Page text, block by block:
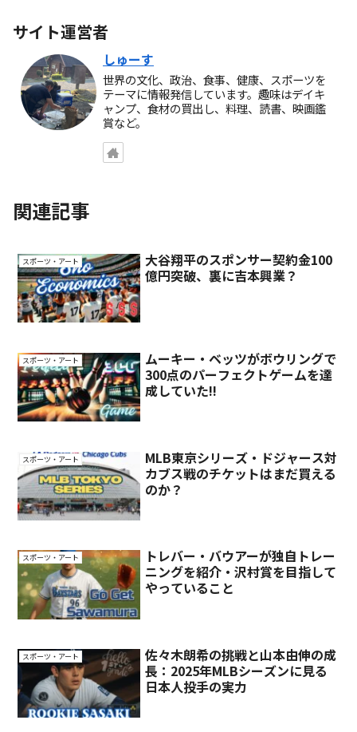
サイト運営者
しゅーす
世界の文化、政治、食事、健康、スポーツを
テーマに情報発信しています。趣味はデイキ
ャンプ、食材の買出し、料理、読書、映画鑑
賞など。
関連記事
スポーツ・アート
大谷翔平のスポンサー契約金100
億円突破、裏に吉本興業？
スポーツ・アート
ムーキー・ベッツがボウリングで
300点のパーフェクトゲームを達
成していた!!
スポーツ・アート
MLB東京シリーズ・ドジャース対
カブス戦のチケットはまだ買える
のか？
スポーツ・アート
トレバー・バウアーが独自トレー
ニングを紹介・沢村賞を目指して
やっていること
スポーツ・アート
佐々木朗希の挑戦と山本由伸の成
長：2025年MLBシーズンに見る
日本人投手の実力